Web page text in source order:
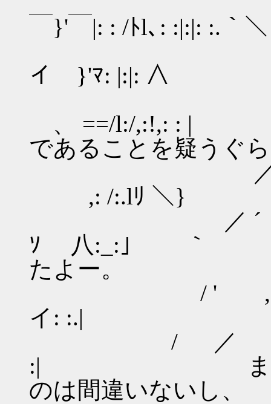
￣}'￣|: : /ﾄl､: :|:|: :.｀＼
イ }'ﾏ: |:|: ∧
、 ==/l:/,:!,: : |
であることを疑うぐ
／: ' /: :,: :
,: /:.lﾘ ＼}
／ ´ ,: : /: :
ｿ 八:_:｣ ｀ 束
たよー。
/ ' ,.-‐-､
イ: :.|
/ ／ 〈l |::|
:| ま、問題な
のは間違いないし、